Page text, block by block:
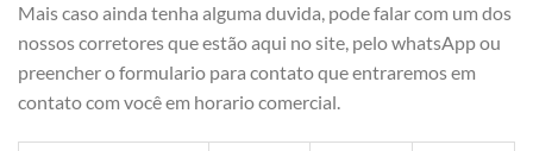
Mais caso ainda tenha alguma duvida, pode falar com um dos
nossos corretores que estão aqui no site, pelo whatsApp ou
preencher o formulario para contato que entraremos em
contato com você em horario comercial.